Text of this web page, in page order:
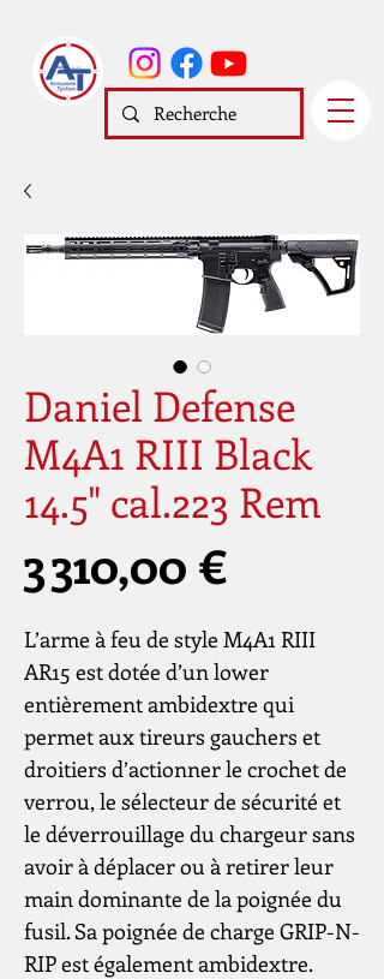
Daniel Defense
M4A1 RIII Black
14.5" cal.223 Rem
3 310,00 €
L’arme à feu de style M4A1 RIII
AR15 est dotée d’un lower
entièrement ambidextre qui
permet aux tireurs gauchers et
droitiers d’actionner le crochet de
verrou, le sélecteur de sécurité et
le déverrouillage du chargeur sans
avoir à déplacer ou à retirer leur
main dominante de la poignée du
fusil. Sa poignée de charge GRIP-N-
RIP est également ambidextre.